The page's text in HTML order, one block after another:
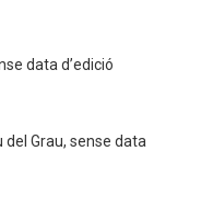
data d’edició
del Grau, sense data